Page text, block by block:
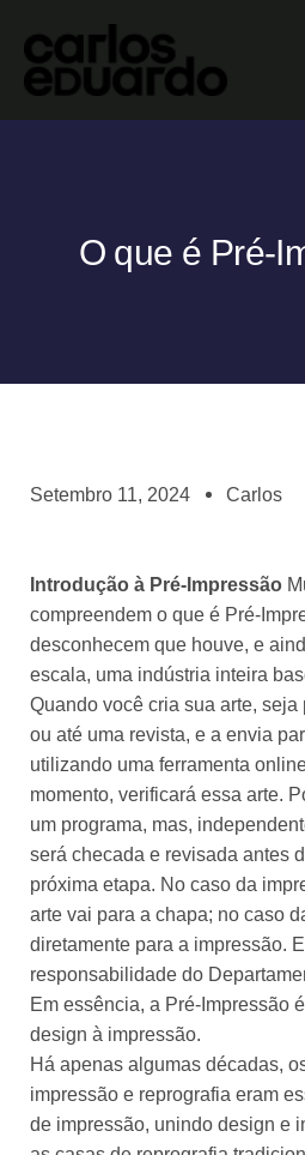
O que é Pré-
Setembro 11, 2024 Carlos
Introdução à Pré-Impressão
compreendem o que é Pré-
desconhecem que houve, e
escala, uma indústria inteira
Quando você cria sua arte, seja
ou até uma revista, e a envia
utilizando uma ferramenta
momento, verificará essa arte.
um programa, mas,
será checada e revisada antes
próxima etapa. No caso da
arte vai para a chapa; no caso
diretamente para a impressão.
responsabilidade do
Em essência, a Pré-Impressão
design à impressão.
Há apenas algumas décadas,
impressão e reprografia eram
de impressão, unindo design e